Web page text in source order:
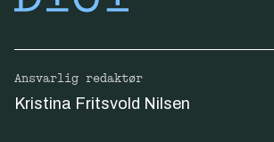
Ansvarlig redaktør
Kristina Fritsvold Nilsen